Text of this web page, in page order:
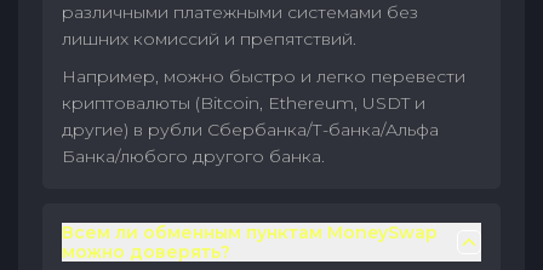
различными платежными системами без
лишних комиссий и препятствий.
Например, можно быстро и легко перевести
криптовалюты (Bitcoin, Ethereum, USDT и
другие) в рубли Сбербанка/Т-банка/Альфа
Банка/любого другого банка.
Всем ли обменным пунктам MoneySwap
можно доверять?